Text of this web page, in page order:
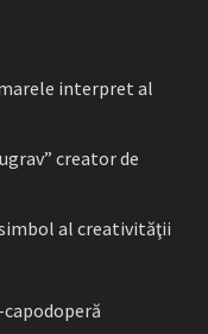
interpret al
creator de
al creativităţii